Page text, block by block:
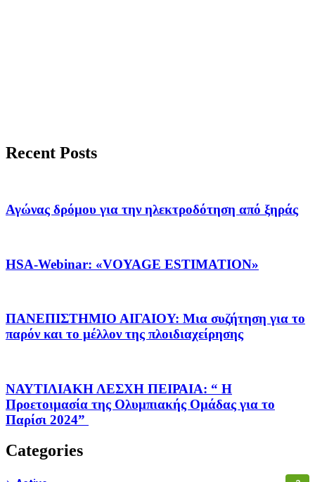
Recent Posts
Αγώνας δρόμου για την ηλεκτροδότηση από ξηράς
HSA-Webinar: «VOYAGE ESTIMATION»
ΠΑΝΕΠΙΣΤΗΜΙΟ ΑΙΓΑΙΟΥ: Μια συζήτηση για το
παρόν και το μέλλον της πλοιδιαχείρησης
ΝΑΥΤΙΛΙΑΚΗ ΛΕΣΧΗ ΠΕΙΡΑΙΑ: “ Η
Προετοιμασία της Ολυμπιακής Ομάδας για το
Παρίσι 2024”
Categories